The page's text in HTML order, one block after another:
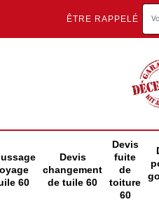
ÊTRE RAPPELÉ
60
Devis
changement
de tuile 60
Devis
fuite
de
toiture
60